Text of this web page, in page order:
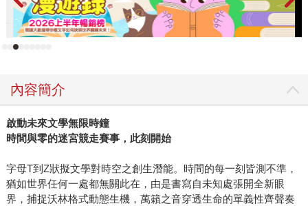
內容簡介
啟動未來文學無限時鐘
時間與零的迷宮競走賽事，此刻開始
字母T到Z狀擬文學對時空之創生潛能。時間的每一刻皆測不準，
猶如世界任何一處都無關此在，由是書寫自未知處張開全新眼
界，捕捉沃林格式動態生機，萬籟之音穿透生命的單義性齊聲奏